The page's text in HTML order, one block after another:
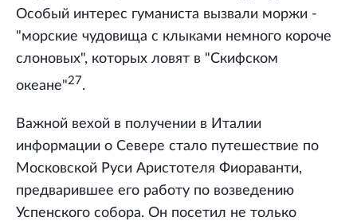
Особый интерес гуманиста вызвали моржи -
"морские чудовища с клыками немного короче
слоновых", которых ловят в "Скифском
океане"27.
Важной вехой в получении в Италии
информации о Севере стало путешествие по
Московской Руси Аристотеля Фиораванти,
предварившее его работу по возведению
Успенского собора. Он посетил не только